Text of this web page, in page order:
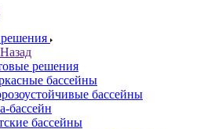
Назад
решения
бассейны
бассейны
бассейн
бассейны